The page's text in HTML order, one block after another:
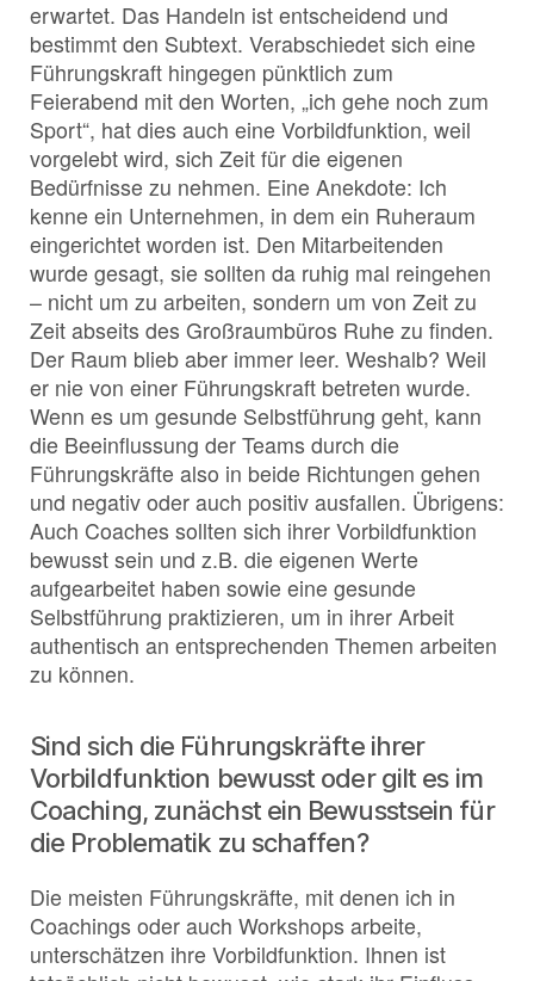
erwartet. Das Handeln ist entscheidend und
bestimmt den Subtext. Verabschiedet sich eine
Führungskraft hingegen pünktlich zum
Feierabend mit den Worten, „ich gehe noch zum
Sport“, hat dies auch eine Vorbildfunktion, weil
vorgelebt wird, sich Zeit für die eigenen
Bedürfnisse zu nehmen. Eine Anekdote: Ich
kenne ein Unternehmen, in dem ein Ruheraum
eingerichtet worden ist. Den Mitarbeitenden
wurde gesagt, sie sollten da ruhig mal reingehen
– nicht um zu arbeiten, sondern um von Zeit zu
Zeit abseits des Großraumbüros Ruhe zu finden.
Der Raum blieb aber immer leer. Weshalb? Weil
er nie von einer Führungskraft betreten wurde.
Wenn es um gesunde Selbstführung geht, kann
die Beeinflussung der Teams durch die
Führungskräfte also in beide Richtungen gehen
und negativ oder auch positiv ausfallen. Übrigens:
Auch Coaches sollten sich ihrer Vorbildfunktion
bewusst sein und z.B. die eigenen Werte
aufgearbeitet haben sowie eine gesunde
Selbstführung praktizieren, um in ihrer Arbeit
authentisch an entsprechenden Themen arbeiten
zu können.
Sind sich die Führungskräfte ihrer
Vorbildfunktion bewusst oder gilt es im
Coaching, zunächst ein Bewusstsein für
die Problematik zu schaffen?
Die meisten Führungskräfte, mit denen ich in
Coachings oder auch Workshops arbeite,
unterschätzen ihre Vorbildfunktion. Ihnen ist